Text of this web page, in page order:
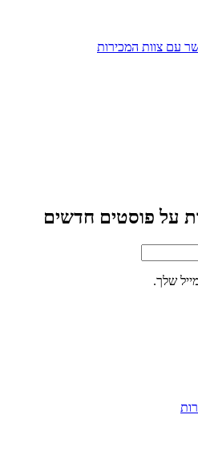
עם צוות המכירות
על פוסטים חדשים
שלך.